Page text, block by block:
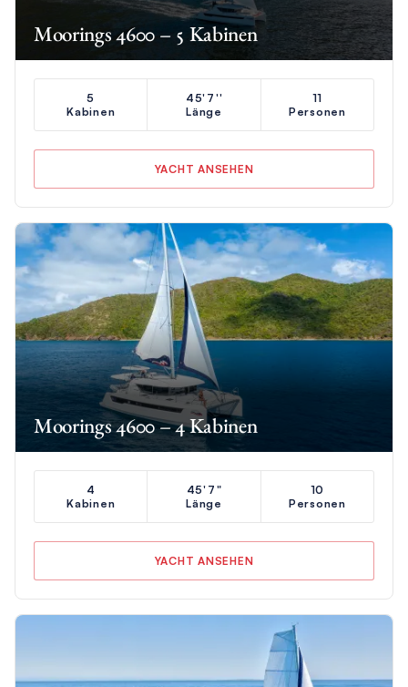
Moorings 4600 – 5 Kabinen
5
Kabinen
45'7''
Länge
11
Personen
YACHT ANSEHEN
Moorings 4600 – 4 Kabinen
4
Kabinen
45'7"
Länge
10
Personen
YACHT ANSEHEN